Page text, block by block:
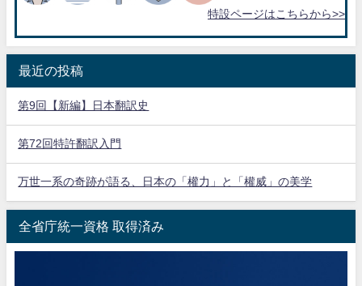
特設ページはこちらから>>
最近の投稿
第9回【新編】日本翻訳史
第72回特許翻訳入門
万世一系の奇跡が語る、日本の「權力」と「權威」の美学
全省庁統一資格 取得済み